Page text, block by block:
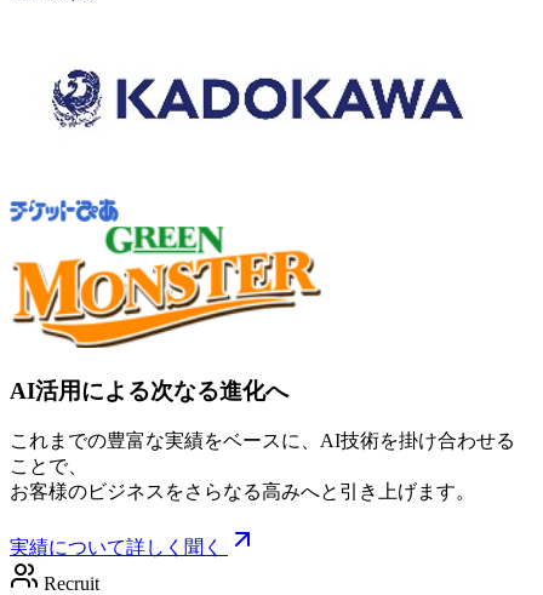
AI活用による次なる進化へ
これまでの豊富な実績をベースに、AI技術を掛け合わせる
ことで、
お客様のビジネスをさらなる高みへと引き上げます。
実績について詳しく聞く
Recruit